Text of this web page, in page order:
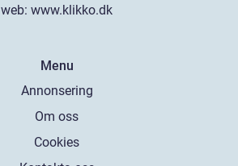
web: www.klikko.dk
Menu
Annonsering
Om oss
Cookies